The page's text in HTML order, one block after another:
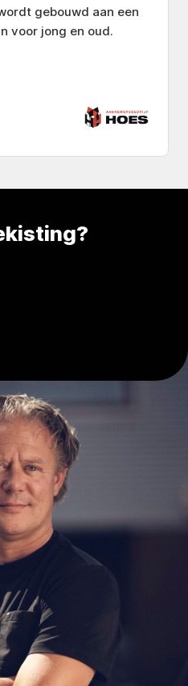
gebouwd aan een
voor jong en oud.